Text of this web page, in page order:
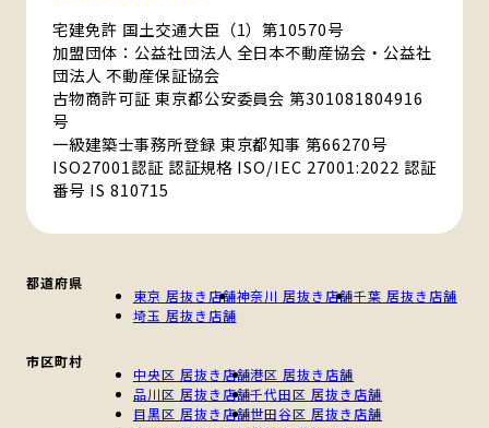
宅建免許 国土交通大臣（1）第10570号
加盟団体：公益社団法人 全日本不動産協会・公益社
団法人 不動産保証協会
古物商許可証 東京都公安委員会 第301081804916
号
一級建築士事務所登録 東京都知事 第66270号
ISO27001認証 認証規格 ISO/IEC 27001:2022 認証
番号 IS 810715
都道府県
東京 居抜き店舗神奈川 居抜き店舗千葉 居抜き店舗
埼玉 居抜き店舗
市区町村
中央区 居抜き店舗港区 居抜き店舗
品川区 居抜き店舗千代田区 居抜き店舗
目黒区 居抜き店舗世田谷区 居抜き店舗